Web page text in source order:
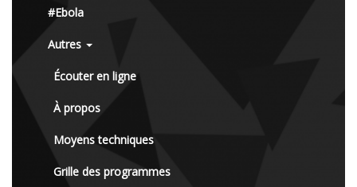
#Ebola
Autres
Écouter en ligne
À propos
Moyens techniques
Grille des programmes